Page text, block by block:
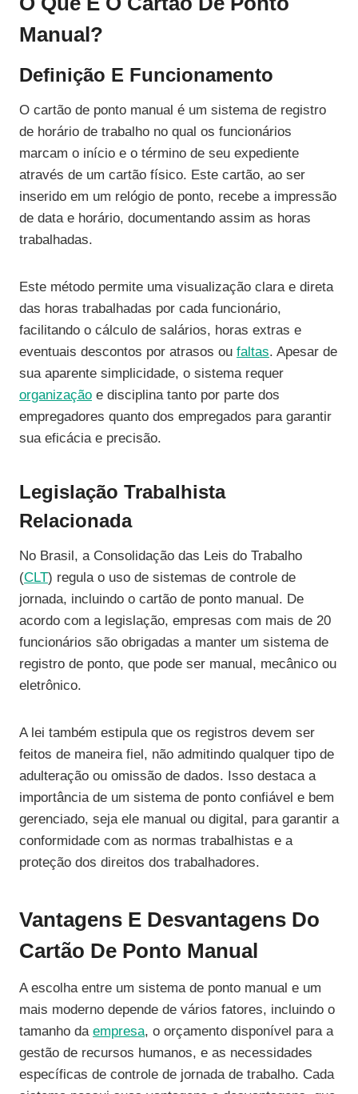
Manual?
Definição E Funcionamento
O cartão de ponto manual é um sistema de registro
de horário de trabalho no qual os funcionários
marcam o início e o término de seu expediente
através de um cartão físico. Este cartão, ao ser
inserido em um relógio de ponto, recebe a impressão
de data e horário, documentando assim as horas
trabalhadas.
Este método permite uma visualização clara e direta
das horas trabalhadas por cada funcionário,
facilitando o cálculo de salários, horas extras e
eventuais descontos por atrasos ou faltas. Apesar de
sua aparente simplicidade, o sistema requer
organização e disciplina tanto por parte dos
empregadores quanto dos empregados para garantir
sua eficácia e precisão.
Legislação Trabalhista
Relacionada
No Brasil, a Consolidação das Leis do Trabalho
(CLT) regula o uso de sistemas de controle de
jornada, incluindo o cartão de ponto manual. De
acordo com a legislação, empresas com mais de 20
funcionários são obrigadas a manter um sistema de
registro de ponto, que pode ser manual, mecânico ou
eletrônico.
A lei também estipula que os registros devem ser
feitos de maneira fiel, não admitindo qualquer tipo de
adulteração ou omissão de dados. Isso destaca a
importância de um sistema de ponto confiável e bem
gerenciado, seja ele manual ou digital, para garantir a
conformidade com as normas trabalhistas e a
proteção dos direitos dos trabalhadores.
Vantagens E Desvantagens Do
Cartão De Ponto Manual
A escolha entre um sistema de ponto manual e um
mais moderno depende de vários fatores, incluindo o
tamanho da empresa, o orçamento disponível para a
gestão de recursos humanos, e as necessidades
específicas de controle de jornada de trabalho. Cada